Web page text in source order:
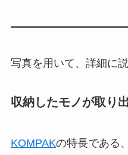
写真を用いて、詳細に
収納したモノが取り
KOMPAKの特長である、